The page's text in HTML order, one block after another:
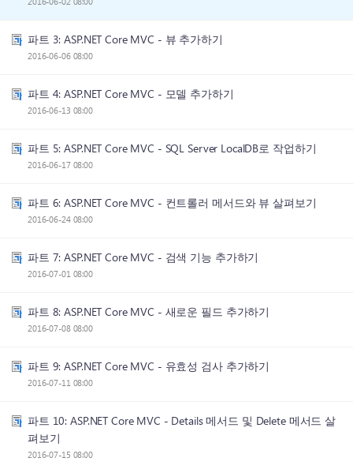
파트 3: ASP.NET Core MVC - 뷰 추가하기
2016-06-06 08:00
파트 4: ASP.NET Core MVC - 모델 추가하기
2016-06-13 08:00
파트 5: ASP.NET Core MVC - SQL Server LocalDB로 작업하기
2016-06-17 08:00
파트 6: ASP.NET Core MVC - 컨트롤러 메서드와 뷰 살펴보기
2016-06-24 08:00
파트 7: ASP.NET Core MVC - 검색 기능 추가하기
2016-07-01 08:00
파트 8: ASP.NET Core MVC - 새로운 필드 추가하기
2016-07-08 08:00
파트 9: ASP.NET Core MVC - 유효성 검사 추가하기
2016-07-11 08:00
파트 10: ASP.NET Core MVC - Details 메서드 및 Delete 메서드 살
펴보기
2016-07-15 08:00